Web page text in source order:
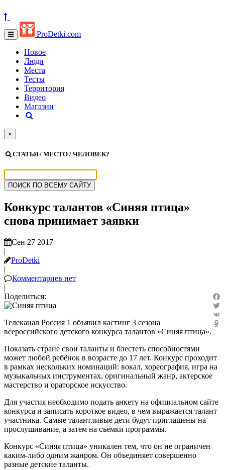
ProDetki.com
Новое
Люди
Места
Тесты
Территория
Видео
Магазин
×
СТАТЬЯ / МЕСТО / ЧЕЛОВЕК?
Конкурс талантов «Синяя птица»
снова принимает заявки
Сен 27 2017
|
ProDetki
|
Комментариев нет
|
Поделиться:
VK
Телеканал Россия 1 объявил кастинг 3 сезона
всероссийского детского конкурса талантов «Синяя птица».
Показать стране свои таланты и блестеть способностями
может любой ребёнок в возрасте до 17 лет. Конкурс проходит
в рамках нескольких номинаций: вокал, хореография, игра на
музыкальных инструментах, оригинальный жанр, актерское
мастерство и ораторское искусство.
Для участия необходимо подать анкету на официальном сайте
конкурса и записать короткое видео, в чем выражается талант
участника. Самые талантливые дети будут приглашены на
прослушивание, а затем на съёмки программы.
Конкурс «Синяя птица» уникален тем, что он не ограничен
каким-либо одним жанром. Он объединяет совершенно
разные детские таланты.